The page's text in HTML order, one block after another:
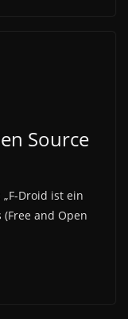
Source
Droid ist ein
and Open